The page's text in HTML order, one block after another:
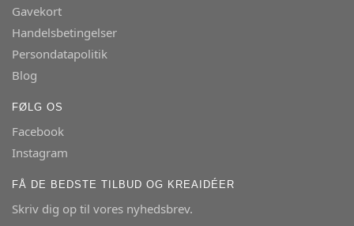
Gavekort
Handelsbetingelser
Persondatapolitik
Blog
FØLG OS
Facebook
Instagram
FÅ DE BEDSTE TILBUD OG KREAIDÉER
Skriv dig op til vores nyhedsbrev.